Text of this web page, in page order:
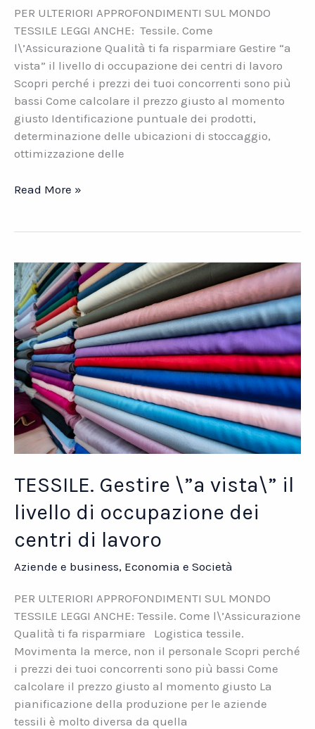
PER ULTERIORI APPROFONDIMENTI SUL MONDO
TESSILE LEGGI ANCHE: Tessile. Come
l\’Assicurazione Qualità ti fa risparmiare Gestire “a
vista” il livello di occupazione dei centri di lavoro
Scopri perché i prezzi dei tuoi concorrenti sono più
bassi Come calcolare il prezzo giusto al momento
giusto Identificazione puntuale dei prodotti,
determinazione delle ubicazioni di stoccaggio,
ottimizzazione delle
Logistica
non
il
personale
Read More »
TESSILE. Gestire \”a vista\” il
livello di occupazione dei
centri di lavoro
Aziende e business, Economia e Società
PER ULTERIORI APPROFONDIMENTI SUL MONDO
TESSILE LEGGI ANCHE: Tessile. Come l\’Assicurazione
Qualità ti fa risparmiare Logistica tessile.
Movimenta la merce, non il personale Scopri perché
i prezzi dei tuoi concorrenti sono più bassi Come
calcolare il prezzo giusto al momento giusto La
pianificazione della produzione per le aziende
tessili è molto diversa da quella